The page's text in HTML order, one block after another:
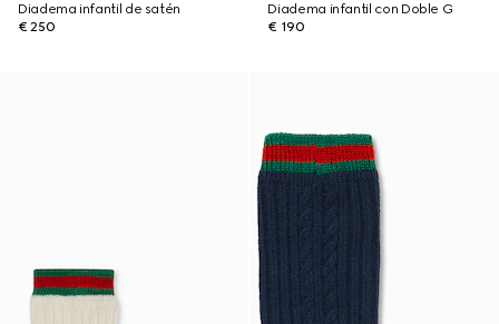
Diadema infantil de satén
€ 250
Diadema infantil con Doble G
€ 190